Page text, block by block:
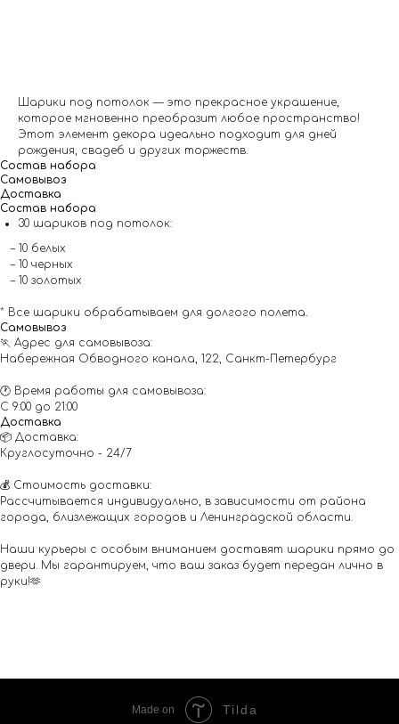
Шарики под потолок — это прекрасное украшение,
которое мгновенно преобразит любое пространство!
Этот элемент декора идеально подходит для дней
рождения, свадеб и других торжеств.
Состав набора
Самовывоз
Доставка
Состав набора
30 шариков под потолок:
– 10 белых
– 10 черных
– 10 золотых
* Все шарики обрабатываем для долгого полета.
Самовывоз
🏃 Адрес для самовывоза:
Набережная Обводного канала, 122, Санкт-Петербург
🕐 Время работы для самовывоза:
С 9:00 до 21:00
Доставка
📦 Доставка:
Круглосуточно - 24/7
💰 Стоимость доставки:
Рассчитывается индивидуально, в зависимости от района
города, близлежащих городов и Ленинградской области.
Наши курьеры с особым вниманием доставят шарики прямо до
двери. Мы гарантируем, что ваш заказ будет передан лично в
руки!🫶
Made on Tilda